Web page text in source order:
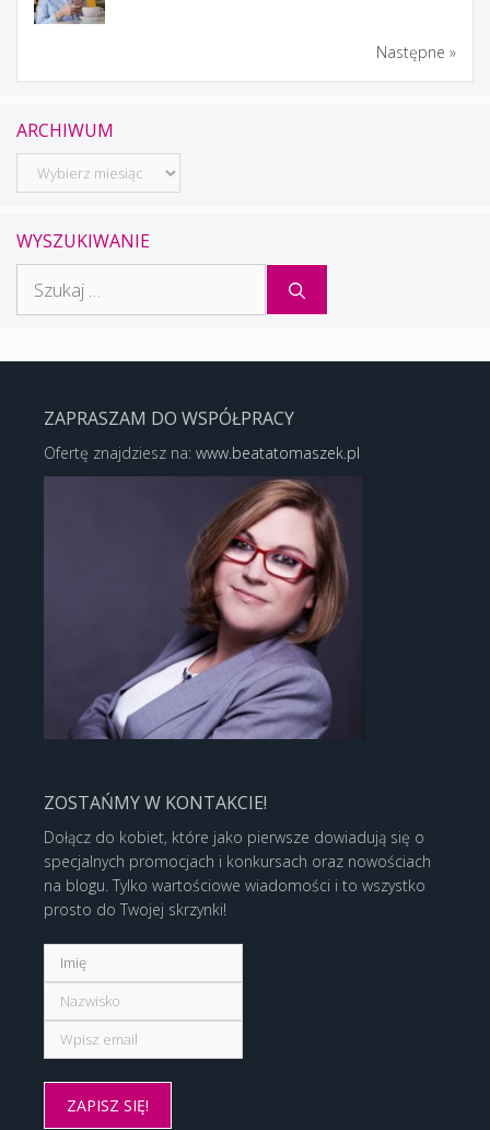
Następne »
ARCHIWUM
Archiwum
WYSZUKIWANIE
ZAPRASZAM DO WSPÓŁPRACY
Ofertę znajdziesz na: www.beatatomaszek.pl
ZOSTAŃMY W KONTAKCIE!
Dołącz do kobiet, które jako pierwsze dowiadują się o
specjalnych promocjach i konkursach oraz nowościach
na blogu. Tylko wartościowe wiadomości i to wszystko
prosto do Twojej skrzynki!